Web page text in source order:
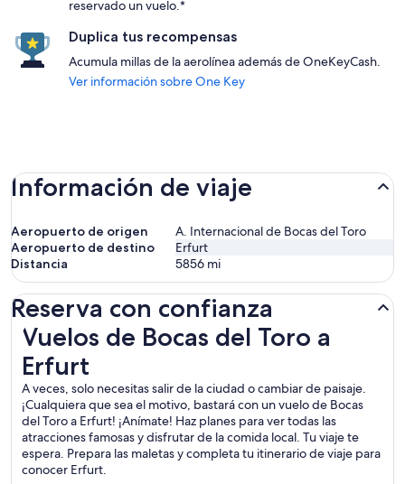
reservado un vuelo.*
Duplica tus recompensas
Acumula millas de la aerolínea además de OneKeyCash.
Ver información sobre One Key
Información de viaje
Aeropuerto de origen
A. Internacional de Bocas del Toro
Aeropuerto de destino
Erfurt
Distancia
5856 mi
Reserva con confianza
Vuelos de Bocas del Toro a
Erfurt
A veces, solo necesitas salir de la ciudad o cambiar de paisaje.
¡Cualquiera que sea el motivo, bastará con un vuelo de Bocas
del Toro a Erfurt! ¡Anímate! Haz planes para ver todas las
atracciones famosas y disfrutar de la comida local. Tu viaje te
espera. Prepara las maletas y completa tu itinerario de viaje para
conocer Erfurt.
Vuelos de Bocas del Toro a Erfurt